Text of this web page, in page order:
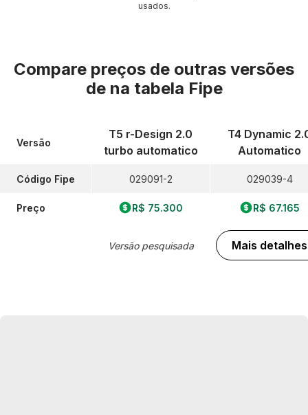
usados.
Compare preços de outras versões
de na tabela Fipe
Versão
Código Fipe
Preço
T5 r-Design 2.0
turbo automatico
029091-2
R$ 75.300
Versão pesquisada
T4 Dynamic
Automatico
029039-4
R$ 67.165
Mais detalhes